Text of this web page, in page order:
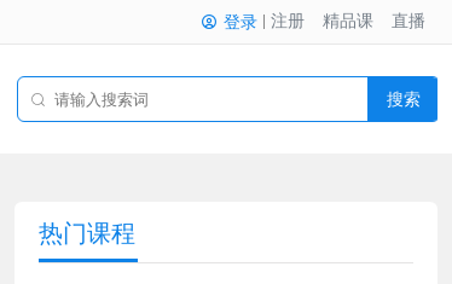
登录 注册 精品课 直播
搜索
热门课程